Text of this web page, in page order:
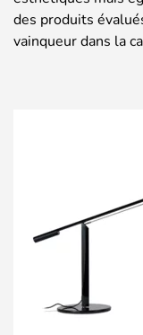
des produits
vainqueur dans la